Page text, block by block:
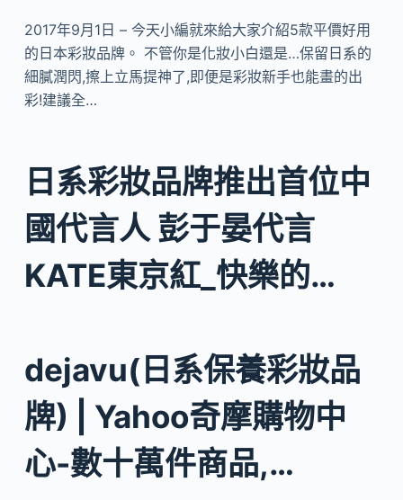
2017年9月1日 – 今天小編就來給大家介紹5款平價好用
的日本彩妝品牌。 不管你是化妝小白還是…保留日系的
細膩潤閃,擦上立馬提神了,即便是彩妝新手也能畫的出
彩!建議全…
日系彩妝品牌推出首位中
國代言人 彭于晏代言
KATE東京紅_快樂的…
dejavu(日系保養彩妝品
牌) | Yahoo奇摩購物中
心-數十萬件商品,…